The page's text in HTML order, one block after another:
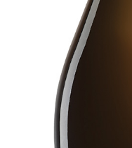
Télécharger
Revue